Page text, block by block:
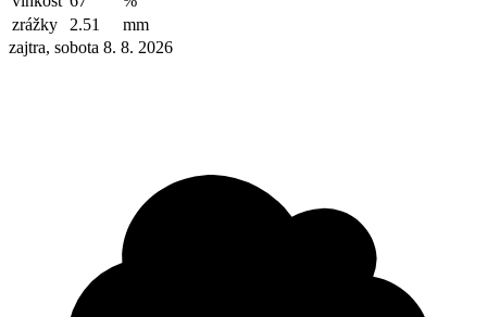
zrážky
2.51
mm
zajtra, sobota 8. 8. 2026